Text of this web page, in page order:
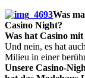
Was
Casino Night?
Was hat Casino
Und nein, es hat
Milieu in einer
Unsere Casino-